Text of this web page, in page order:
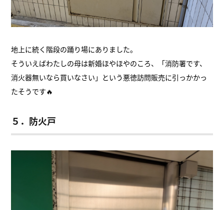
地上に続く階段の踊り場にありました。
そういえばわたしの母は新婚ほやほやのころ、「消防署です、
消火器無いなら買いなさい」という悪徳訪問販売に引っかかっ
たそうです🔥
５．防火戸